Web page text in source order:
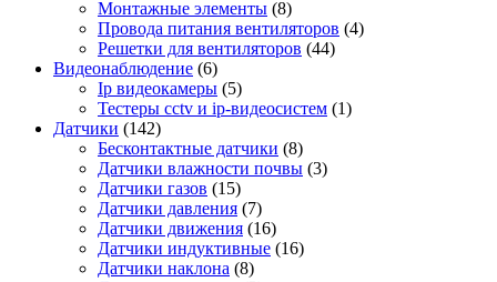
Монтажные элементы (8)
Провода питания вентиляторов (4)
Решетки для вентиляторов (44)
Видеонаблюдение (6)
Ip видеокамеры (5)
Тестеры cctv и ip-видеосистем (1)
Датчики (142)
Бесконтактные датчики (8)
Датчики влажности почвы (3)
Датчики газов (15)
Датчики давления (7)
Датчики движения (16)
Датчики индуктивные (16)
Датчики наклона (8)